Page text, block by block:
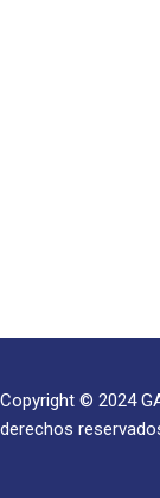
Copyright © 2024
derechos